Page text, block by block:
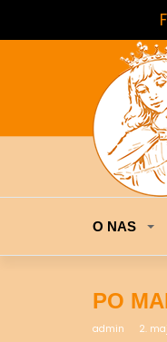
O NAS
PO
admin 2.